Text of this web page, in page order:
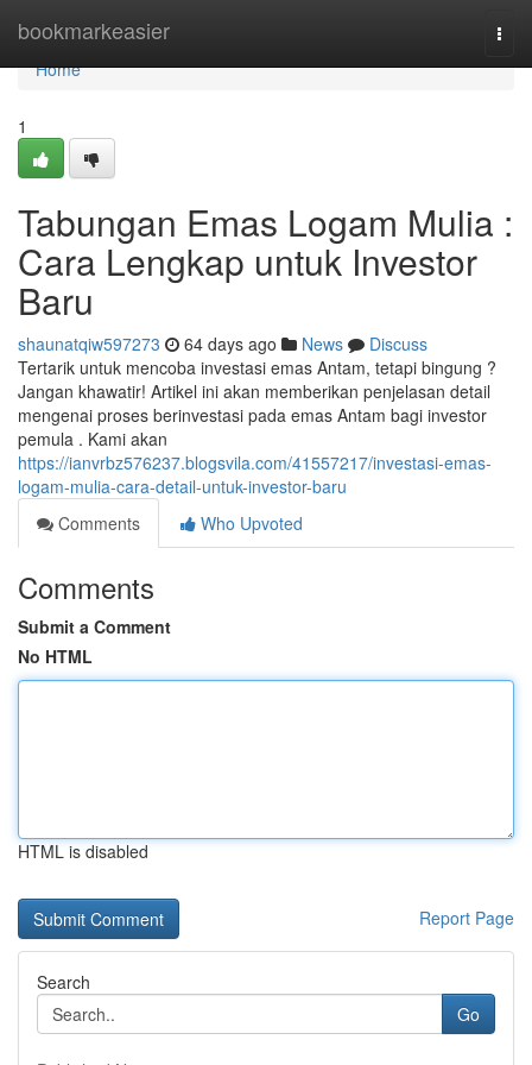
bookmarkeasier
Home
Home
1
Tabungan Emas Logam Mulia :
Cara Lengkap untuk Investor
Baru
shaunatqiw597273 64 days ago News
Discuss
Tertarik untuk mencoba investasi emas Antam, tetapi bingung ?
Jangan khawatir! Artikel ini akan memberikan penjelasan detail
mengenai proses berinvestasi pada emas Antam bagi investor
pemula . Kami akan
https://ianvrbz576237.blogsvila.com/41557217/investasi-emas-
logam-mulia-cara-detail-untuk-investor-baru
Comments
Who Upvoted
Comments
Submit a Comment
No HTML
HTML is disabled
Report Page
Search
Go